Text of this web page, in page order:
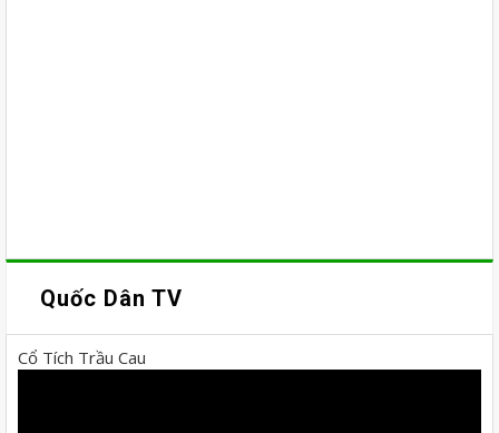
Quốc Dân TV
Cổ Tích Trầu Cau